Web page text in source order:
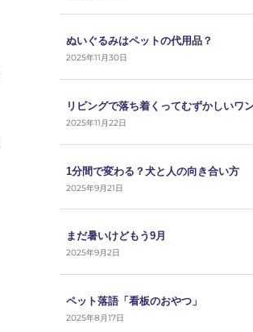
ぬいぐるみはペットの代用品？
2025年11月30日
リビングで落ち着くってむずかしいワ
2025年11月22日
1分間で変わる？犬と人の向き合い方
2025年9月21日
まだ暑いけどもう9月
2025年9月2日
ペット落語「看板のおやつ」
2025年8月17日